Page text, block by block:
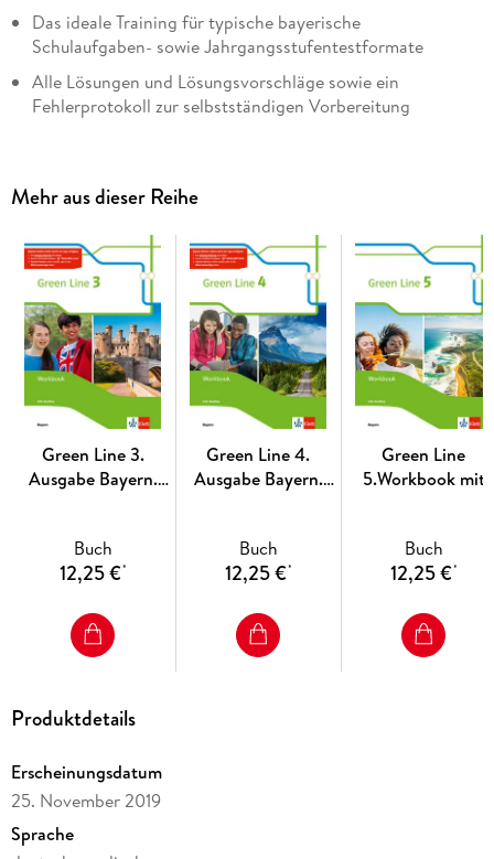
Das ideale Training für typische bayerische
Schulaufgaben- sowie Jahrgangsstufentestformate
Alle Lösungen und Lösungsvorschläge sowie ein
Fehlerprotokoll zur selbstständigen Vorbereitung
Mehr aus dieser Reihe
Green Line 3.
Ausgabe Bayern.
Buch
12,25 €*
Green Line 4.
Ausgabe Bayern.
Buch
12,25 €*
Green Line
5.Workbook mit
Buch
12,25 €*
Produktdetails
Erscheinungsdatum
25. November 2019
Sprache